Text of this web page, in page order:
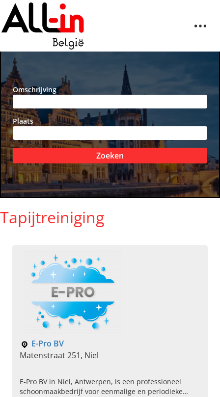
Omschrijving
Plaats
Zoeken
Tapijtreiniging
E-Pro BV
Matenstraat 251, Niel
E-Pro BV in Niel, Antwerpen, is een professioneel
schoonmaakbedrijf voor eenmalige en periodieke